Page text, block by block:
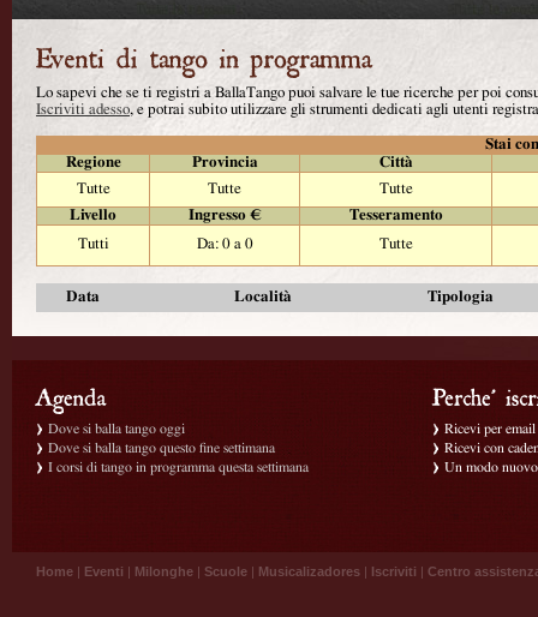
Lo sapevi che se ti registri a BallaTango puoi salvare le tue ricerche per poi
Iscriviti adesso, e potrai subito utilizzare gli strumenti dedicati agli utenti
Stai
Regione
Provincia
Città
Tutte
Tutte
Tutte
Livello
Ingresso €
Tesseramento
Tutti
Da: 0 a 0 Tutte
Data Località Tipologia
Dove si balla tango oggi
Dove si balla tango questo fine settimana
I corsi di tango in programma questa settimana
Ricevi per
Ricevi con
Un modo
Home | Eventi | Milonghe | Scuole | Musicalizadores | Iscriviti | Centro